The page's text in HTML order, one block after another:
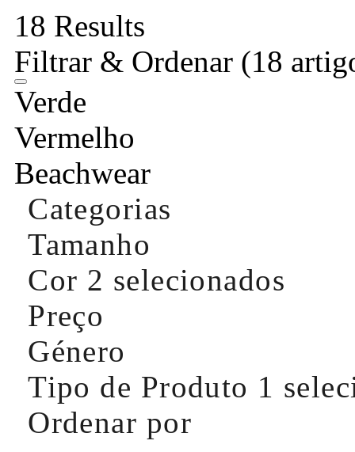
18 Results
Filtrar & Ordenar (18
Verde
Vermelho
Beachwear
Categorias
Tamanho
Cor 2 selecionados
Preço
Género
Tipo de Produto 1
Ordenar por